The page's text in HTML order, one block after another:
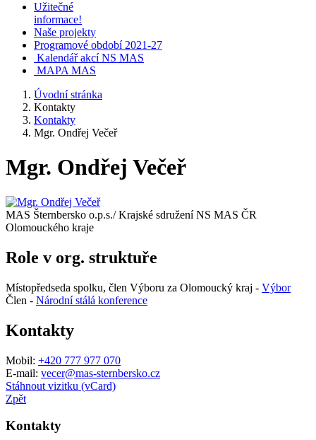
Užitečné
informace!
Naše projekty
Programové období 2021-27
Kalendář akcí NS MAS
MAPA MAS
Úvodní stránka
Kontakty
Kontakty
Mgr. Ondřej Večeř
Mgr. Ondřej Večeř
MAS Šternbersko o.p.s./ Krajské sdružení NS MAS ČR
Olomouckého kraje
Role v org. struktuře
Místopředseda spolku, člen Výboru za Olomoucký kraj - Výbor
Člen - Národní stálá konference
Kontakty
Mobil: +420 777 977 070
E-mail: vecer@mas-sternbersko.cz
Stáhnout vizitku (vCard)
Zpět
Kontakty